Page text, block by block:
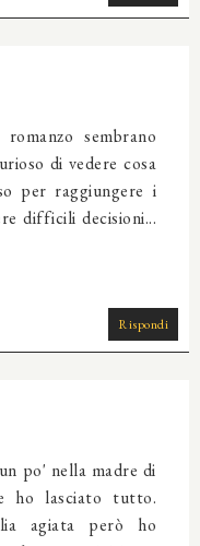
sembrano
di vedere cosa
per raggiungere i
difficili decisioni...
Rispondi
po' nella madre di
ho lasciato tutto.
agiata però ho